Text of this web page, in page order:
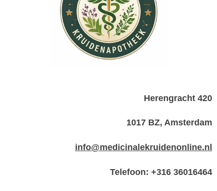
Herengracht 420
1017 BZ, Amsterdam
info@medicinalekruidenonline.nl
Telefoon: +316 36016464